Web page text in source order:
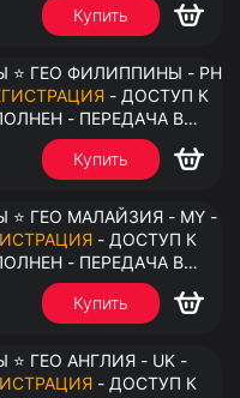
Купить
⭐ ГЕО ФИЛИППИНЫ - PH
- ДОСТУП К
- ПЕРЕДАЧА В
Купить
⭐ ГЕО МАЛАЙЗИЯ - MY -
- ДОСТУП К
- ПЕРЕДАЧА В
Купить
⭐ ГЕО АНГЛИЯ - UK -
- ДОСТУП К